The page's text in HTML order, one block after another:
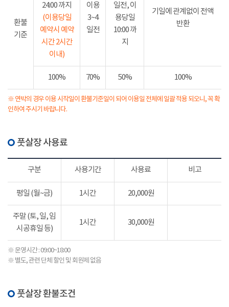
환불
기준
24:00 까지
(이용당일
예약시 예약
시간 2시간
이내)
이용
3~4
일전
일전, 이
용당일
10:00 까
지
기일에 관계없이 전액
반환
100% 70% 50% 100%
※ 연박의 경우 이용 시작일이 환불기준일이 되어 이용일 전체에 일괄 적용 되오니, 꼭 확
인하여 주시기 바랍니다.
풋살장 사용료
구분 사용기간 사용료 비고
평일 (월~금) 1시간 20,000원
주말 (토, 일, 임
시공휴일 등)
1시간 30,000원
※ 운영시간 : 09:00~18:00
※ 별도, 관련 단체 할인 및 회원제 없음
풋살장 환불조건